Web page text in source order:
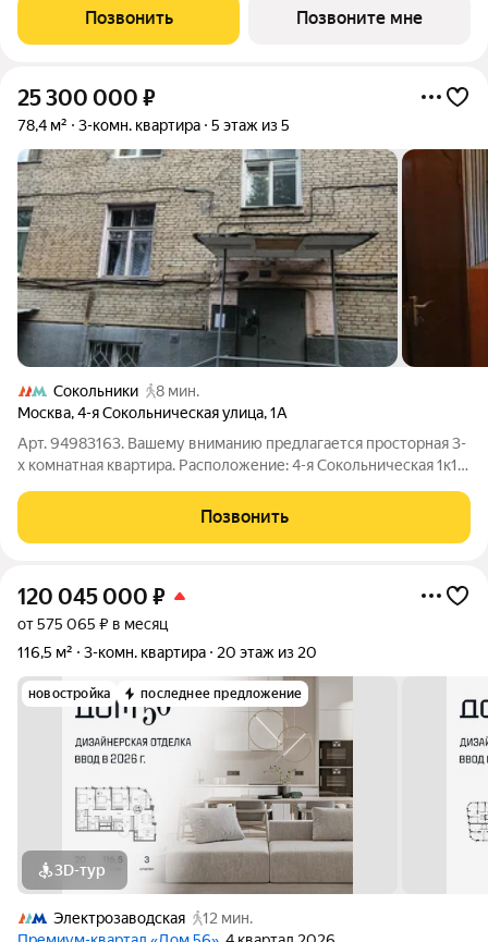
отделки. Квартира расположена на 2 этаже 39-этажного
корпуса 2.1 жилого квартала
Позвонить Позвоните мне
25 300 000 ₽
78,4 м² 3-комн. квартира 5 этаж из 5
Сокольники
8 мин.
Москва,4-я Сокольническая улица,1А
Арт. 94983163. Вашему вниманию предлагается просторная 3-
х комнатная квартира. Расположение: 4-я Сокольническая 1к1.
Сокольники. 15 минут до огромного зеленого парка
Сокольники. Во дворе детская и
Позвонить
120 045 000 ₽
от 575 065 ₽ в месяц
116,5 м²
3-комн. квартира 20 этаж из 20
новостройка последнее предложение
3D-тур
Электрозаводская
12 мин.